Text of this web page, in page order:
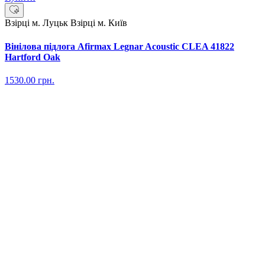
Взірці м. Луцьк Взірці м. Київ
Вінілова підлога Afirmax Legnar Acoustic CLEA 41822
Hartford Oak
1530.00 грн.